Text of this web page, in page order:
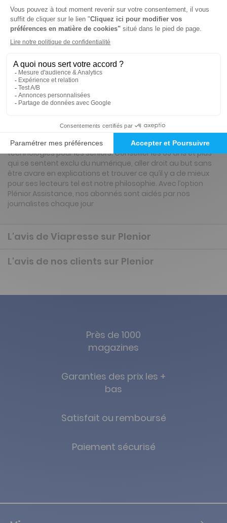
Abonnement 1 an
4 n° • Papier
19€64 Tarif Kiosque :
Tarif France métropolitaine
Renouvellement à date d’anniversaire
Plénior décrypte, explique et teste toutes les nouvelles
technologies pour les seniors. Conseiller les 65 ans et plus
qui se sentent exclu du numérique, aller droit au but sans
être avare en explications et trouver ce qu’il y a de mieux
pour ses lecteurs tel est notre philosophie. Avec l’option
Plénior Assistance, nos abonnés sont aidés par nos
journalistes chaque jour
L'avis de Viapresse sur Plenior
L'avis de nos clients sur Plenior
Près de 1000
magazines
Garanties des prix les +
bas
Satisfait ou remboursé
Paiement sécurisé